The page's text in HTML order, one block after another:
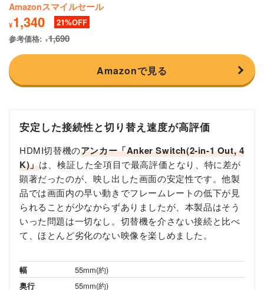
Amazonスマイルセール
¥1,340
21
参考価格:
¥1,690
Amazonで見る
安定した接続性と切り替え速度が高評価
HDMI切替機のアンカー「Anker Switch(2-in-1 Out, 4
K)」は、検証した全項目で最高評価となり、特に差が
顕著だったのが、映し出した画面の安定性です。他製
品では画面内の早い動きでフレームレートの低下が見
られることが少なからずありましたが、本製品はそう
いった問題は一切なし。切替機を介さない接続と比べ
て、ほとんど劣化のない映像を楽しめました。
幅
55mm(約)
奥行
55mm(約)